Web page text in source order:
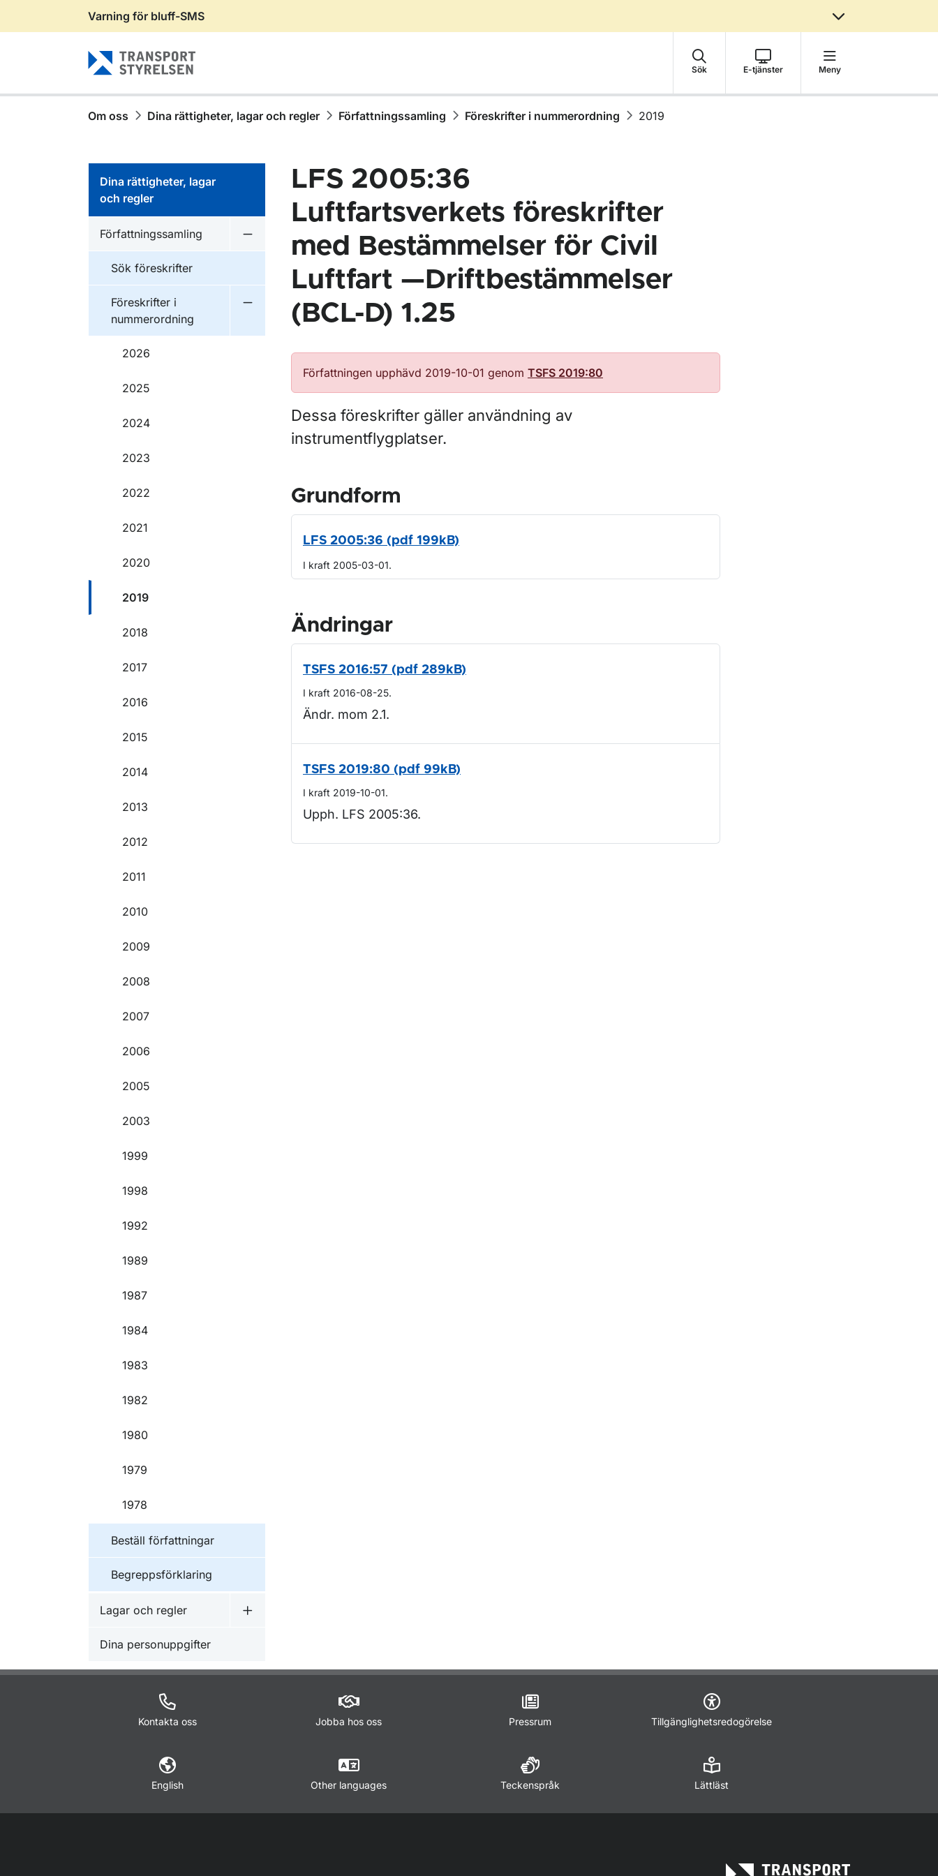
Gå till sidans innehåll
Varning för bluff-SMS
Sök E-tjänster Meny
Om oss Dina rättigheter, lagar och regler Författningssamling Föreskrifter i nummerordning 2019
Dina rättigheter, lagar
och regler
Författningssamling
Undermeny för Författningssamling
Sök föreskrifter
Föreskrifter i
nummerordning
Undermeny för Föreskrifter i nummerordning
2026
2025
2024
2023
2022
2021
2020
2019
2018
2017
2016
2015
2014
2013
2012
2011
2010
2009
2008
2007
2006
2005
2003
1999
1998
1992
1989
1987
1984
1983
1982
1980
1979
1978
Beställ författningar
Begreppsförklaring
Lagar och regler
Undermeny för Lagar och regler
Dina personuppgifter
LFS 2005:36
Luftfartsverkets föreskrifter
med Bestämmelser för Civil
Luftfart —Driftbestämmelser
(BCL-D) 1.25
Författningen upphävd 2019-10-01 genom TSFS 2019:80
Dessa föreskrifter gäller användning av
instrumentflygplatser.
Grundform
LFS 2005:36 (pdf 199kB)
I kraft 2005-03-01.
Ändringar
TSFS 2016:57 (pdf 289kB)
I kraft 2016-08-25.
Ändr. mom 2.1.
TSFS 2019:80 (pdf 99kB)
I kraft 2019-10-01.
Upph. LFS 2005:36.
Kontakta oss Jobba hos oss Pressrum Tillgänglighetsredogörelse
English Other languages Teckenspråk Lättläst